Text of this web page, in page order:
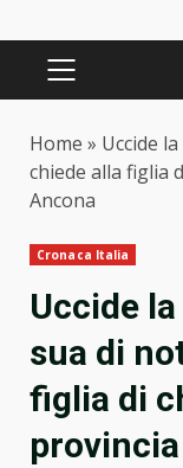
PRIMARY
Home » Uccide
chiede alla figlia
Ancona
Cronaca Italia
Uccide
sua di
figlia di